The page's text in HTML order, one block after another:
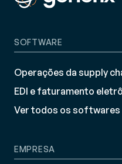
SOFTWARE
Operações da supply
EDI e faturamento
Ver todos os softwares
EMPRESA